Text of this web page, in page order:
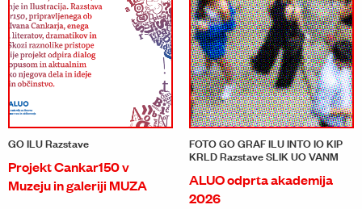
GO ILU Razstave
Projekt Cankar150 v
Muzeju in galeriji MUZA
FOTO GO GRAF ILU INTO IO KIP
KRLD Razstave SLIK UO VANM
ALUO odprta akademija
2026